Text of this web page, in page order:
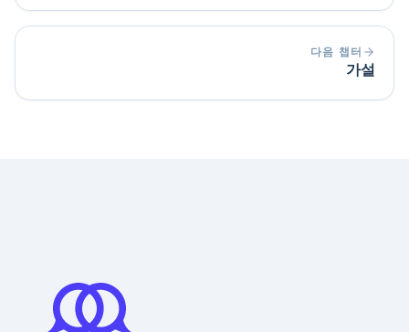
다음 챕터
가설